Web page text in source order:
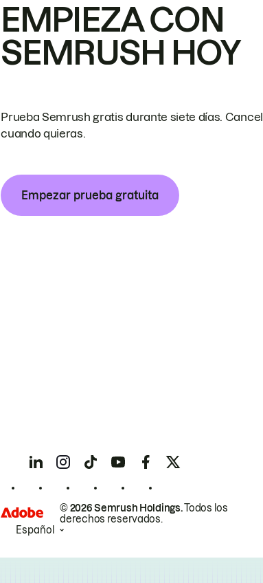
EMPIEZA CON
SEMRUSH HOY
Prueba Semrush gratis durante siete días.
cuando quieras.
Empezar prueba gratuita
© 2026 Semrush Holdings.Todos los
derechos reservados.
Español